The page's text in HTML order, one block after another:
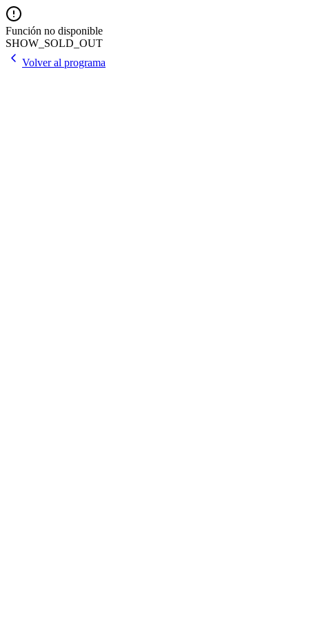
Función no disponible
SHOW_SOLD_OUT
Volver al programa